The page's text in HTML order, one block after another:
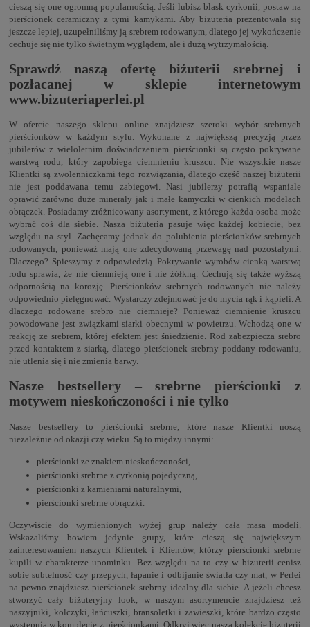
cieszą się one ogromną popularnością. Jeśli lubisz blask cyrkonii, postaw na
pierścionek ceramiczny z tymi kamykami. Aby bizuteria prezentowała się
jeszcze lepiej, uzupełniliśmy ją srebrem rodowanym, dlatego jej wykończenie
cechuje się nie tylko świetnym wyglądem, ale i dużą wytrzymałością.
Sprawdź naszą ofertę biżuterii srebrnej i
pozłacanej w sklepie internetowym
www.bizuteriaperlei.pl
W ofercie naszego sklepu online znajdziesz szeroki wybór srebrnych
pierścionków w każdym stylu. Wykonane z największą precyzją przez
jubilerów z wieloletnim doświadczeniem pierścionki są często pokrywane
warstwą rodu, który zapobiega ciemnieniu kruszcu. Nie wszystkie nasze
Klientki są zwolenniczkami tego rozwiązania, dlatego część naszej biżuterii
nie jest poddawana temu zabiegowi. Nasi jubilerzy potrafią wspaniale
oprawić zarówno duże minerały jak i małe kamyczki w cienkich modelach
obrączek. Posiadamy zróżnicowany asortyment, z którego każda osoba może
wybrać coś dla siebie. Nasza biżuteria pasuje więc każdej kobiecie, bez
względu na styl. Zachęcamy jednak do polubienia pierścionków srebrnych
rodowanych, ponieważ mają one zdecydowaną przewagę nad pozostałymi.
Dlaczego? Spieszymy z odpowiedzią. Pokrywanie wyrobów cienką warstwą
rodu sprawia, że nie ciemnieją one i nie żółkną. Cechują się także wyższą
odpornością na korozję. Pierścionków srebrnych rodowanych nie należy
odpowiednio pielęgnować. Wystarczy zdejmować je do mycia rąk i kąpieli. A
dlaczego rodowane srebro nie ciemnieje? Ponieważ ciemnienie kruszcu
powodowane jest związkami siarki obecnymi w powietrzu. Wchodzą one w
reakcję ze srebrem, której efektem jest śniedzienie. Rod zabezpiecza srebro
przed kontaktem z siarką, dlatego pierścionek srebrny poddany rodowaniu,
nie utlenia się i nie zmienia barwy.
Nasze bestsellery – srebrne pierścionki z
motywem nieskończoności i nie tylko
Nasze bestsellery to pierścionki srebrne, które nasze Klientki noszą
niezależnie od okazji czy wieku. Są to między innymi:
pierścionki ze znakiem nieskończoności,
pierścionki srebrne z cyrkonią pojedyczną,
pierścionki z kamieniami naturalnymi,
pierścionki srebrne obrączki.
Oczywiście do wymienionych wyżej grup należy cała masa modeli.
Wskazaliśmy bowiem jedynie grupy, które cieszą się największym
zainteresowaniem naszych Klientek i Klientów, którzy pierścionki srebrne
kupili w charakterze upominku. Bez względu na to czy w bizuterii cenisz
sobie subtelność czy przepych, łapanie i odbijanie światła czy mat, w Perlei
na pewno znajdziesz pierścionek srebrny idealny dla siebie. A jeżeli chcesz
stworzyć cały biżuteryjny look, w naszym asortymencie znajdziesz też
naszyjniki, kolczyki, łańcuszki, bransoletki i zawieszki, które bardzo często
występują w komplecie z pierścionkami. Odkryj więc naszą kolekcję bizuterii